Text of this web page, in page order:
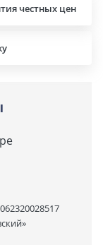
честных цен